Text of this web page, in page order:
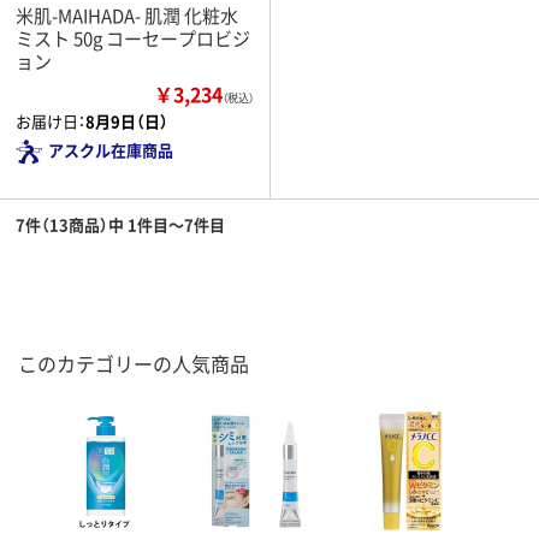
米肌-MAIHADA- 肌潤 化粧水
ミスト 50g コーセープロビジ
ョン
￥3,234（税込）
お届け日：8月9日（日）
アスクル在庫商品
7件（13商品）中 1件目～7件目
このカテゴリーの人気商品